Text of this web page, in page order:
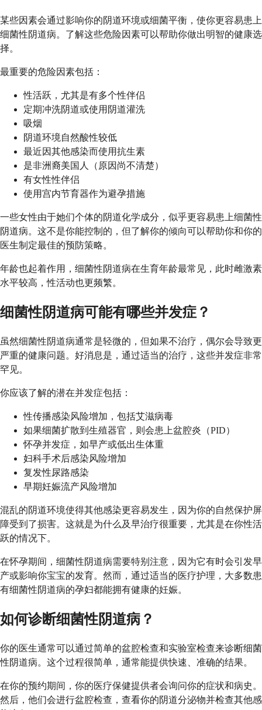
某些因素会通过影响你的阴道环境或细菌平衡，使你更容易患上
细菌性阴道病。了解这些危险因素可以帮助你做出明智的健康选
择。
最重要的危险因素包括：
性活跃，尤其是有多个性伴侣
定期冲洗阴道或使用阴道灌洗
吸烟
阴道环境自然酸性较低
最近因其他感染而使用抗生素
是非洲裔美国人（原因尚不清楚）
有女性性伴侣
使用宫内节育器作为避孕措施
一些女性由于她们个体的阴道化学成分，似乎更容易患上细菌性
阴道病。这不是你能控制的，但了解你的倾向可以帮助你和你的
医生制定最佳的预防策略。
年龄也起着作用，细菌性阴道病在生育年龄最常见，此时雌激素
水平较高，性活动也更频繁。
细菌性阴道病可能有哪些并发症？
虽然细菌性阴道病通常是轻微的，但如果不治疗，偶尔会导致更
严重的健康问题。好消息是，通过适当的治疗，这些并发症非常
罕见。
你应该了解的潜在并发症包括：
性传播感染风险增加，包括艾滋病毒
如果细菌扩散到生殖器官，则会患上盆腔炎（PID）
怀孕并发症，如早产或低出生体重
妇科手术后感染风险增加
复发性尿路感染
早期妊娠流产风险增加
混乱的阴道环境使得其他感染更容易发生，因为你的自然保护屏
障受到了损害。这就是为什么及早治疗很重要，尤其是在你性活
跃的情况下。
在怀孕期间，细菌性阴道病需要特别注意，因为它有时会引发早
产或影响你宝宝的发育。然而，通过适当的医疗护理，大多数患
有细菌性阴道病的孕妇都能拥有健康的妊娠。
如何诊断细菌性阴道病？
你的医生通常可以通过简单的盆腔检查和实验室检查来诊断细菌
性阴道病。这个过程很简单，通常能提供快速、准确的结果。
在你的预约期间，你的医疗保健提供者会询问你的症状和病史。
然后，他们会进行盆腔检查，查看你的阴道分泌物并检查其他感